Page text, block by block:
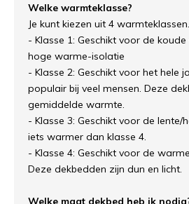
Welke warmteklasse?
Je kunt kiezen uit 4 warmteklassen.
- Klasse 1: Geschikt voor de
hoge warme-isolatie
- Klasse 2: Geschikt voor het hele
populair bij veel mensen. Deze
gemiddelde warmte.
- Klasse 3: Geschikt voor de lente/
iets warmer dan klasse 4.
- Klasse 4: Geschikt voor de
Deze dekbedden zijn dun en licht.
Welke maat dekbed heb ik